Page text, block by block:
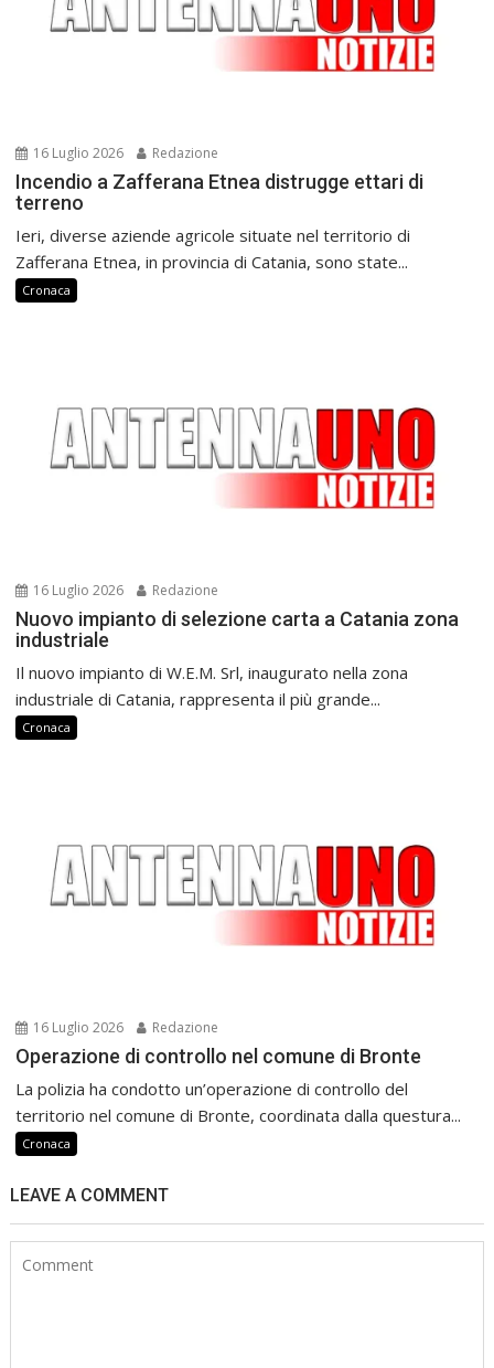
16 Luglio 2026 Redazione
Incendio a Zafferana Etnea distrugge ettari di
terreno
Ieri, diverse aziende agricole situate nel territorio di
Zafferana Etnea, in provincia di Catania, sono state...
Cronaca
16 Luglio 2026 Redazione
Nuovo impianto di selezione carta a Catania zona
industriale
Il nuovo impianto di W.E.M. Srl, inaugurato nella zona
industriale di Catania, rappresenta il più grande...
Cronaca
16 Luglio 2026 Redazione
Operazione di controllo nel comune di Bronte
La polizia ha condotto un’operazione di controllo del
territorio nel comune di Bronte, coordinata dalla questura...
Cronaca
LEAVE A COMMENT